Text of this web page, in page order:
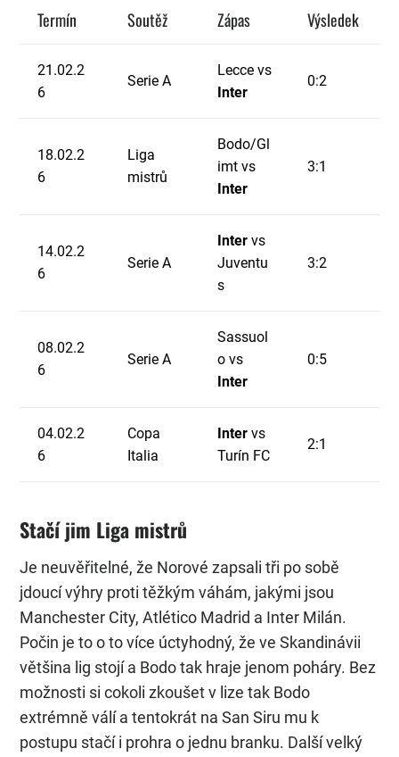
Termín Soutěž Zápas Výsledek
21.02.2
6
Serie A
Lecce vs
Inter
0:2
18.02.2
6
Liga
mistrů
Bodo/Gl
imt vs
Inter
3:1
14.02.2
6
Serie A
Inter vs
Juventu
s
3:2
08.02.2
6
Serie A
Sassuol
o vs
Inter
0:5
04.02.2
6
Copa
Italia
Inter vs
Turín FC
2:1
Stačí jim Liga mistrů
Je neuvěřitelné, že Norové zapsali tři po sobě
jdoucí výhry proti těžkým váhám, jakými jsou
Manchester City, Atlético Madrid a Inter Milán.
Počin je to o to více úctyhodný, že ve Skandinávii
většina lig stojí a Bodo tak hraje jenom poháry. Bez
možnosti si cokoli zkoušet v lize tak Bodo
extrémně válí a tentokrát na San Siru mu k
postupu stačí i prohra o jednu branku. Další velký